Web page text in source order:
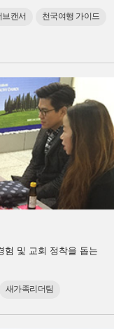
브캔서 천국여행 가이드
험 및 교회 정착을 돕는
새가족리더팀